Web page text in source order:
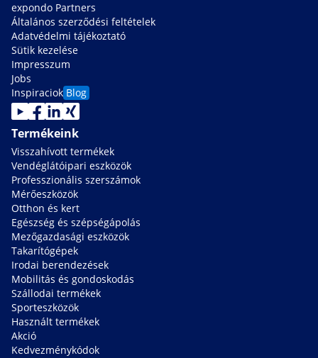
expondo Partners
Általános szerződési feltételek
Adatvédelmi tájékoztató
Sütik kezelése
Impresszum
Jobs
Inspiraciok Blog
Termékeink
Visszahívott termékek
Vendéglátóipari eszközök
Professzionális szerszámok
Mérőeszközök
Otthon és kert
Egészség és szépségápolás
Mezőgazdasági eszközök
Takarítógépek
Irodai berendezések
Mobilitás és gondoskodás
Szállodai termékek
Sporteszközök
Használt termékek
Akció
Kedvezménykódok